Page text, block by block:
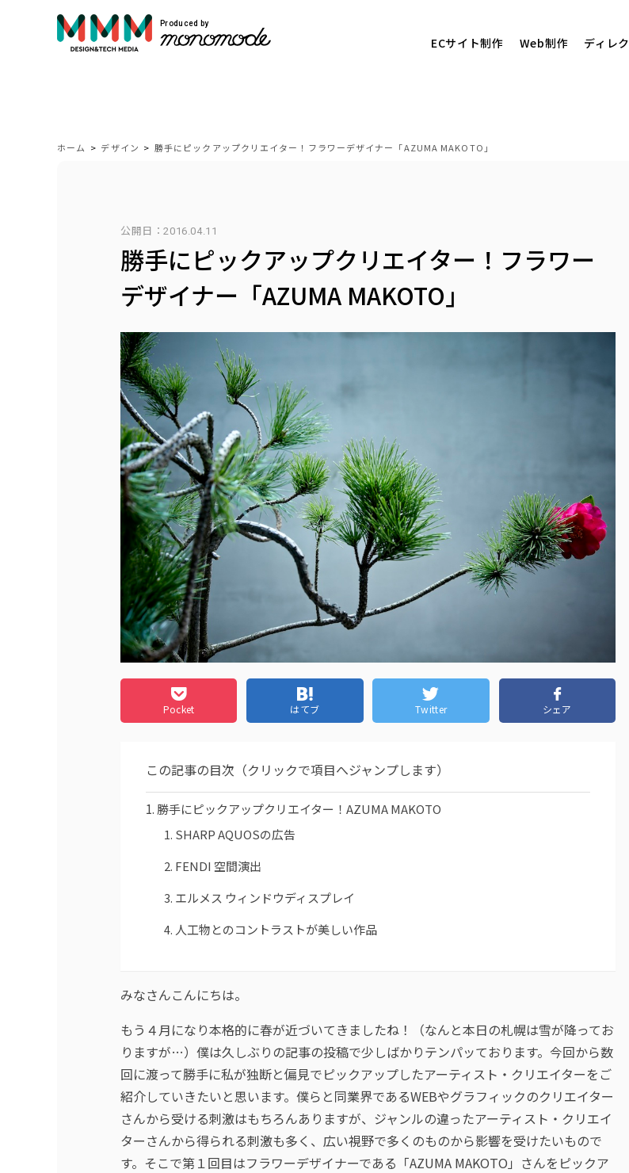
Produced by
ECサイト制作 Web制作 ディレ
Service
自社開発のプロダクトを展開しています。
ホーム > デザイン > 勝手にピックアップクリエイター！フラワーデザイナー「AZUMA MAKOTO」
公開日：2016.04.11
勝手にピックアップクリエイター！フラワー
デザイナー「AZUMA MAKOTO」
Pocket はてブ Twitter シェア
この記事の目次（クリックで項目へジャンプします）
勝手にピックアップクリエイター！AZUMA MAKOTO
SHARP AQUOSの広告
FENDI 空間演出
エルメス ウィンドウディスプレイ
人工物とのコントラストが美しい作品
みなさんこんにちは。
もう４月になり本格的に春が近づいてきましたね！（なんと本日の札幌は雪が降ってお
りますが…）僕は久しぶりの記事の投稿で少しばかりテンパッております。今回から数
回に渡って勝手に私が独断と偏見でピックアップしたアーティスト・クリエイターをご
紹介していきたいと思います。僕らと同業界であるWEBやグラフィックのクリエイター
さんから受ける刺激はもちろんありますが、ジャンルの違ったアーティスト・クリエイ
ターさんから得られる刺激も多く、広い視野で多くのものから影響を受けたいもので
す。そこで第１回目はフラワーデザイナーである「AZUMA MAKOTO」さんをピックア